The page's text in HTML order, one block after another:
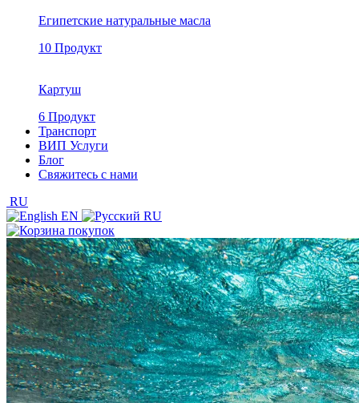
Египетские натуральные масла
10 Продукт
Картуш
6 Продукт
Транспорт
ВИП Услуги
Блог
Свяжитесь с нами
RU
EN
RU